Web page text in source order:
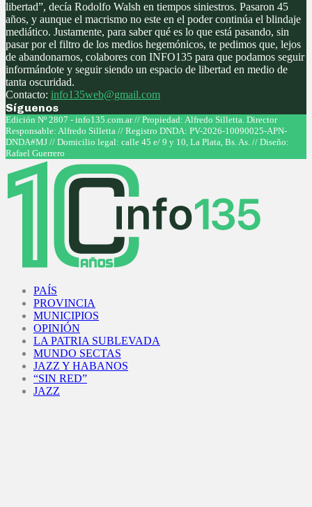
libertad”, decía Rodolfo Walsh en tiempos siniestros. Pasaron 45
años, y aunque el macrismo no este en el poder continúa el blindaje
mediático. Justamente, para saber qué es lo que está pasando, sin
pasar por el filtro de los medios hegemónicos, te pedimos que, lejos
de abandonarnos, colabores con INFO135 para que podamos seguir
informándote y seguir siendo un espacio de libertad en medio de
tanta oscuridad.
Contacto: info135web@gmail.com
Síguenos
Facebook
Twitter
Instagram
Youtube
Edición Nº 2807 - info135.com.ar // Propiedad: Alfredo Silletta. Director
Responsable: Alfredo Silletta // Registro DNDA: PV-2026-10090025-APN-
DNDA#MJ // Domicilio legal: calle 45 e/ 9 y 10, La Plata, Bs. As. // Diseño:
Rafael Guerrero
PAÍS
PROVINCIA
MUNICIPIOS
OPINIÓN
LA PATRIA SUBLEVADA
MUNDO SECTAS
JAZZ Y HABANOS
“SIN RED”
JAZZ